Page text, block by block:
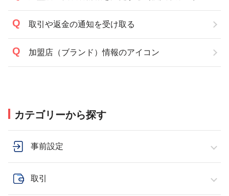
取引や返金の通知を受け取る
加盟店（ブランド）情報のアイコン
カテゴリーから探す
事前設定
取引